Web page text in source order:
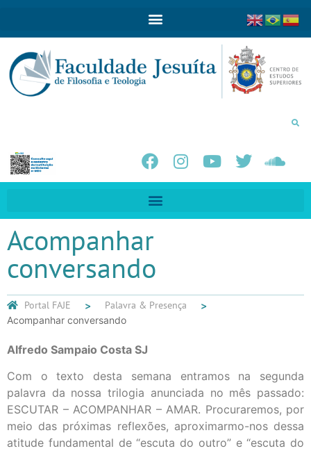
Acompanhar
conversando
Portal FAJE Palavra & Presença
Acompanhar conversando
Alfredo Sampaio Costa SJ
Com o texto desta semana entramos na segunda
palavra da nossa trilogia anunciada no mês passado:
ESCUTAR – ACOMPANHAR – AMAR. Procuraremos, por
meio das próximas reflexões, aproximarmo-nos dessa
atitude fundamental de “escuta do outro” e “escuta do